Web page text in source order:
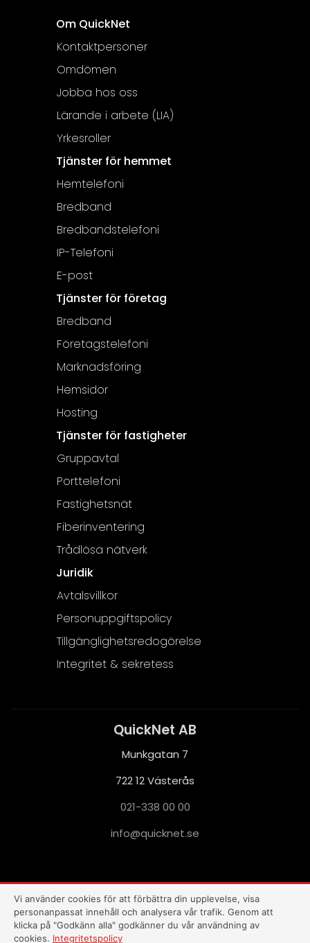
Om QuickNet
Kontaktpersoner
Omdömen
Jobba hos oss
Lärande i arbete (LIA)
Yrkesroller
Tjänster för hemmet
Hemtelefoni
Bredband
Bredbandstelefoni
IP-Telefoni
E-post
Tjänster för företag
Bredband
Företagstelefoni
Marknadsföring
Hemsidor
Hosting
Tjänster för fastigheter
Gruppavtal
Porttelefoni
Fastighetsnät
Fiberinventering
Trådlösa nätverk
Juridik
Avtalsvillkor
Personuppgiftspolicy
Tillgänglighetsredogörelse
Integritet & sekretess
QuickNet AB
Munkgatan 7
722 12 Västerås
021-338 00 00
es.te
nkciu
q@ofn
i